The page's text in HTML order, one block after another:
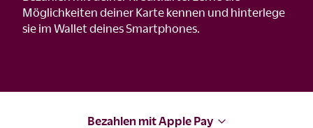
Möglichkeiten deiner Karte kennen und hinterlege
sie im Wallet deines Smartphones.
Bezahlen mit Apple Pay